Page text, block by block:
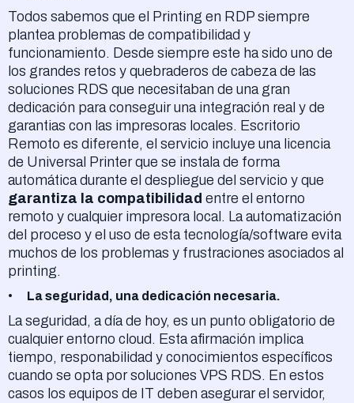
Todos sabemos que el Printing en RDP siempre
plantea problemas de compatibilidad y
funcionamiento. Desde siempre este ha sido uno de
los grandes retos y quebraderos de cabeza de las
soluciones RDS que necesitaban de una gran
dedicación para conseguir una integración real y de
garantias con las impresoras locales. Escritorio
Remoto es diferente, el servicio incluye una licencia
de Universal Printer que se instala de forma
automática durante el despliegue del servicio y que
garantiza la compatibilidad entre el entorno
remoto y cualquier impresora local. La automatización
del proceso y el uso de esta tecnología/software evita
muchos de los problemas y frustraciones asociados al
printing.
La seguridad, una dedicación necesaria.
La seguridad, a día de hoy, es un punto obligatorio de
cualquier entorno cloud. Esta afirmación implica
tiempo, responabilidad y conocimientos específicos
cuando se opta por soluciones VPS RDS. En estos
casos los equipos de IT deben asegurar el servidor,